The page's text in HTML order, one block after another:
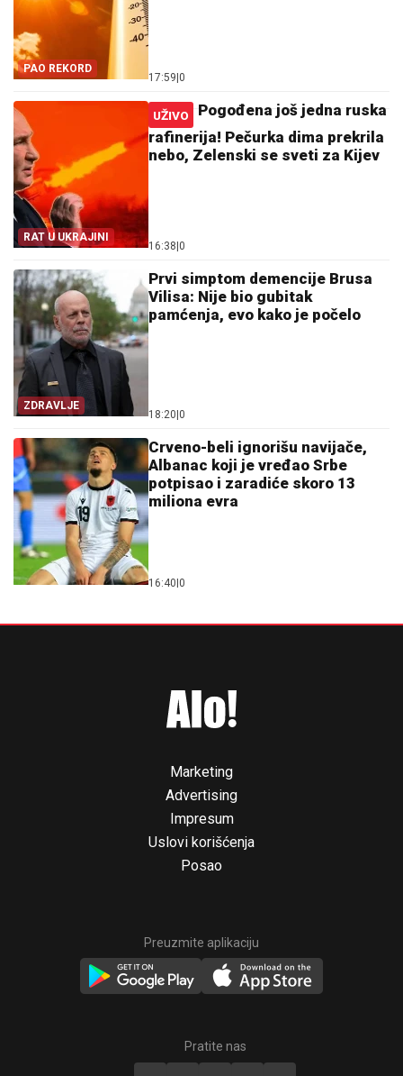
PAO REKORD
17:59|0
RAT U UKRAJINI
UŽIVO
Pogođena još jedna ruska
rafinerija! Pečurka dima prekrila
nebo, Zelenski se sveti za Kijev
16:38|0
ZDRAVLJE
Prvi simptom demencije Brusa
Vilisa: Nije bio gubitak
pamćenja, evo kako je počelo
18:20|0
Crveno-beli ignorišu navijače,
Albanac koji je vređao Srbe
potpisao i zaradiće skoro 13
miliona evra
16:40|0
Marketing
Advertising
Impresum
Uslovi korišćenja
Posao
Preuzmite aplikaciju